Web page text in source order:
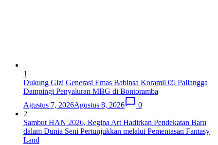
1
Dukung Gizi Generasi Emas Babinsa Koramil 05 Pallangga
Dampingi Penyaluran MBG di Bontoramba
Agustus 7, 2026Agustus 8, 2026
0
2
Sambut HAN 2026, Regina Art Hadirkan Pendekatan Baru
dalam Dunia Seni Pertunjukkan melalui Pementasan Fantasy
Land